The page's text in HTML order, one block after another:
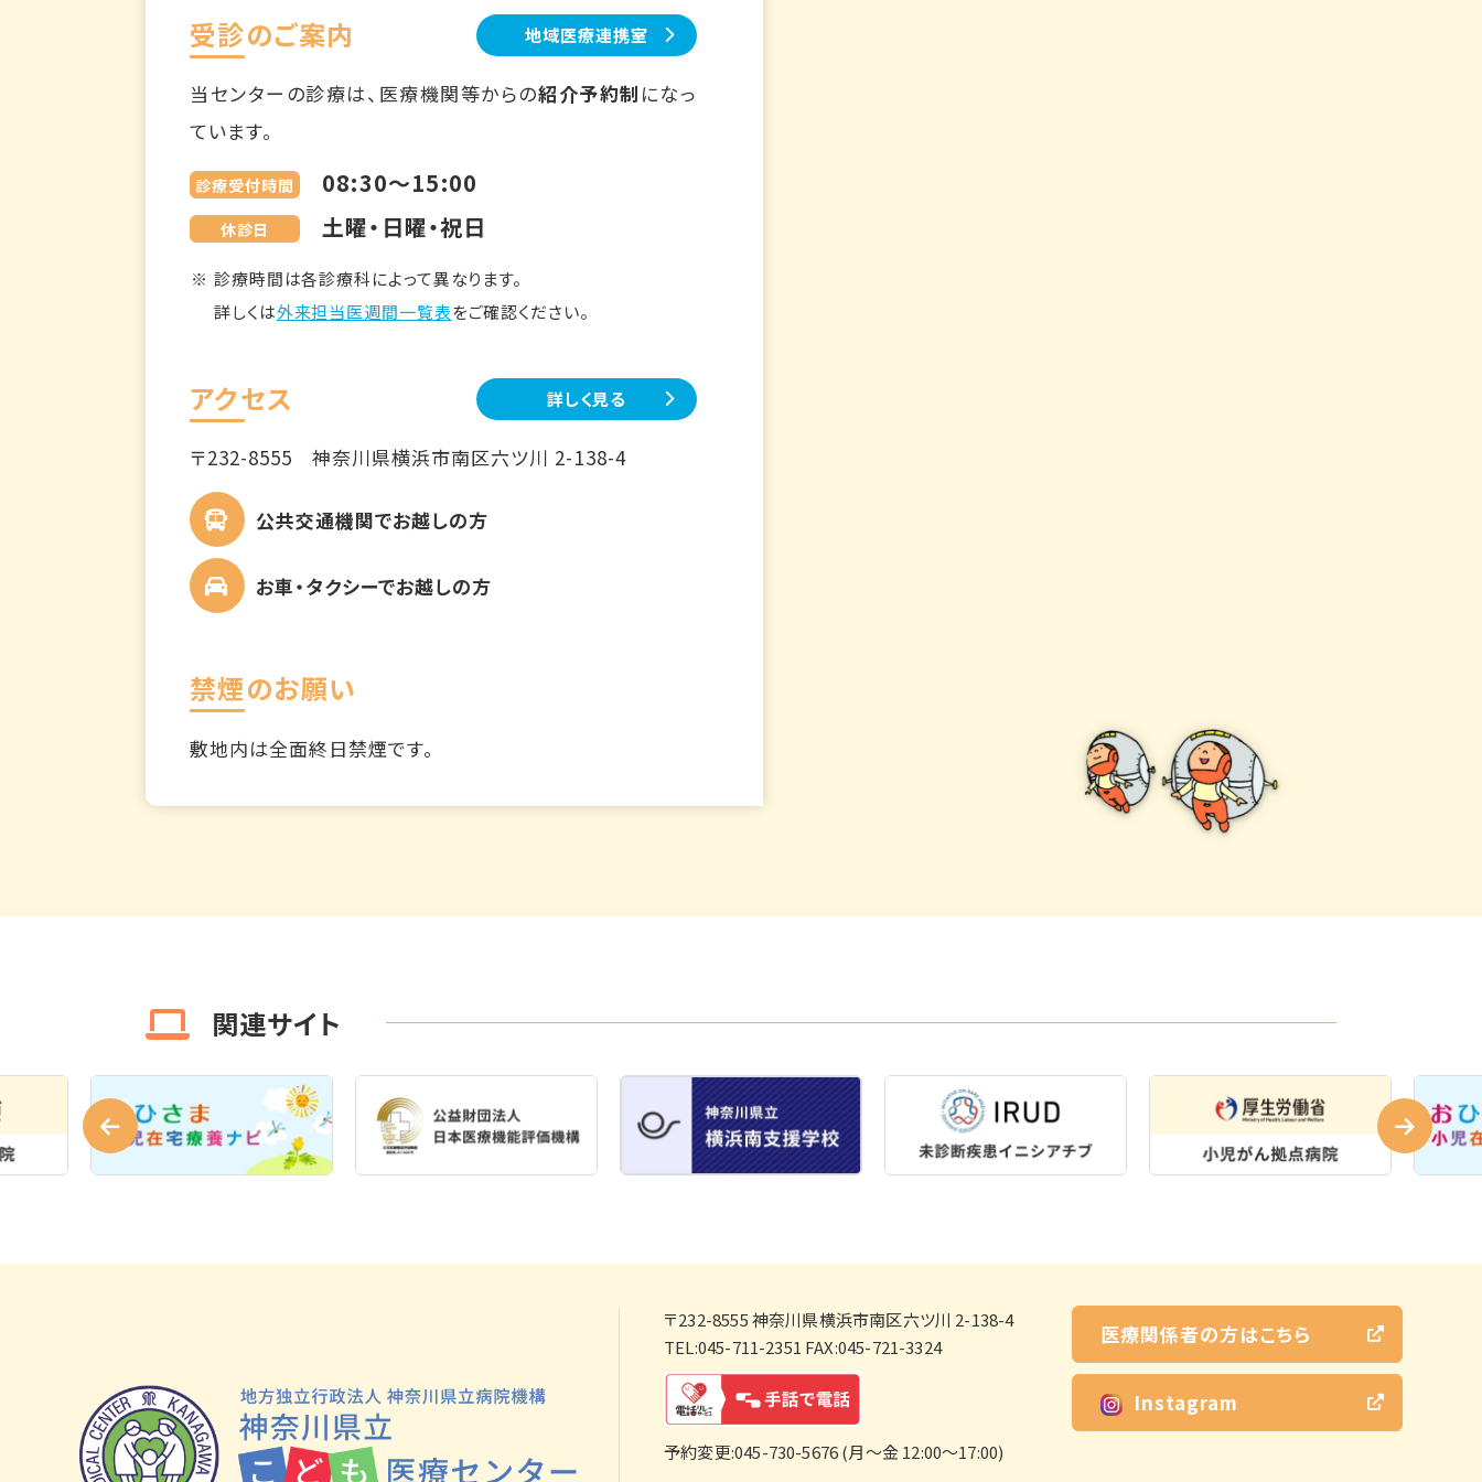
受診のご案内 地域医療連携室
当センターの診療は、医療機関等からの紹介予約制 になっ
ています。
診療受付時間 08:30～15:00
休診日 土曜・日曜・祝日
診療時間は各診療科によって異なります。
詳しくは外来担当医週間一覧表をご確認ください。
アクセス 詳しく見る
〒232-8555神奈川県横浜市南区六ツ川 2-138-4
公共交通機関でお越しの方
お車・タクシーでお越しの方
禁煙のお願い
敷地内は全面終日禁煙です。
関連サイト
〒232-8555神奈川県横浜市南区六ツ川 2-138-4
TEL:045-711-2351 FAX:045-721-3324
予約変更:045-730-5676 (月～金 12:00～17:00)
医療関係者の方はこちら
Instagram